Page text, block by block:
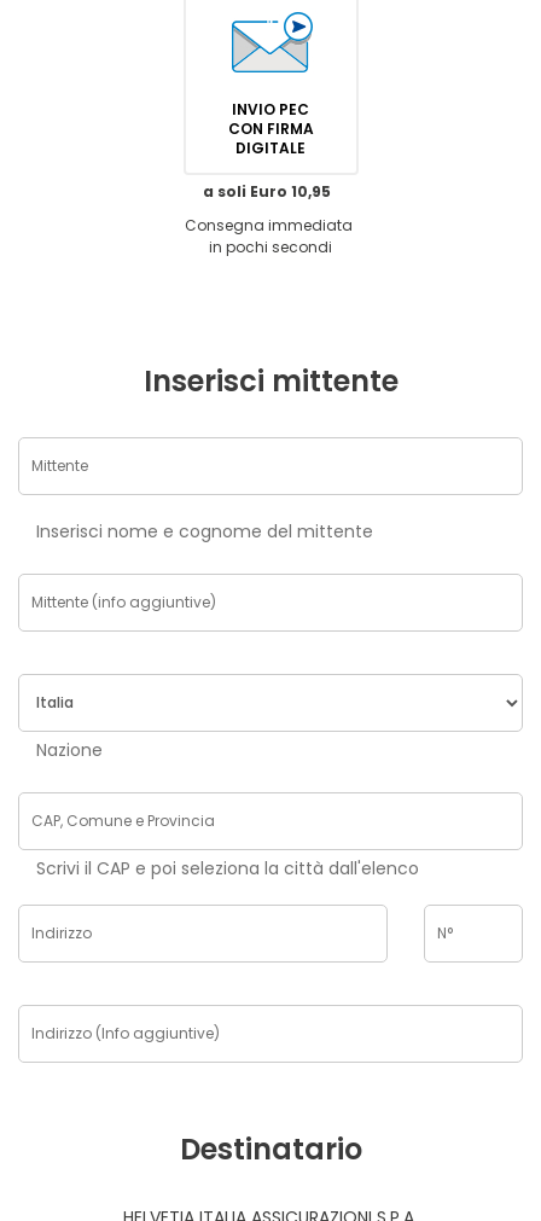
INVIO PEC
CON FIRMA
DIGITALE
a soli Euro 10,95
Consegna immediata
in pochi secondi
Inserisci mittente
Inserisci nome e cognome del mittente
Nazione
Scrivi il CAP e poi seleziona la città dall'elenco
Destinatario